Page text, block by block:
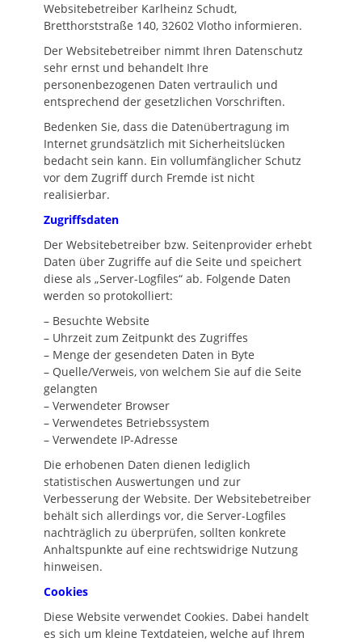
Websitebetreiber Karlheinz Schudt,
Bretthorststraße 140, 32602 Vlotho informieren.
Der Websitebetreiber nimmt Ihren Datenschutz
sehr ernst und behandelt Ihre
personenbezogenen Daten vertraulich und
entsprechend der gesetzlichen Vorschriften.
Bedenken Sie, dass die Datenübertragung im
Internet grundsätzlich mit Sicherheitslücken
bedacht sein kann. Ein vollumfänglicher Schutz
vor dem Zugriff durch Fremde ist nicht
realisierbar.
Zugriffsdaten
Der Websitebetreiber bzw. Seitenprovider erhebt
Daten über Zugriffe auf die Seite und speichert
diese als „Server-Logfiles“ ab. Folgende Daten
werden so protokolliert:
– Besuchte Website
– Uhrzeit zum Zeitpunkt des Zugriffes
– Menge der gesendeten Daten in Byte
– Quelle/Verweis, von welchem Sie auf die Seite
gelangten
– Verwendeter Browser
– Verwendetes Betriebssystem
– Verwendete IP-Adresse
Die erhobenen Daten dienen lediglich
statistischen Auswertungen und zur
Verbesserung der Website. Der Websitebetreiber
behält sich allerdings vor, die Server-Logfiles
nachträglich zu überprüfen, sollten konkrete
Anhaltspunkte auf eine rechtswidrige Nutzung
hinweisen.
Cookies
Diese Website verwendet Cookies. Dabei handelt
es sich um kleine Textdateien, welche auf Ihrem